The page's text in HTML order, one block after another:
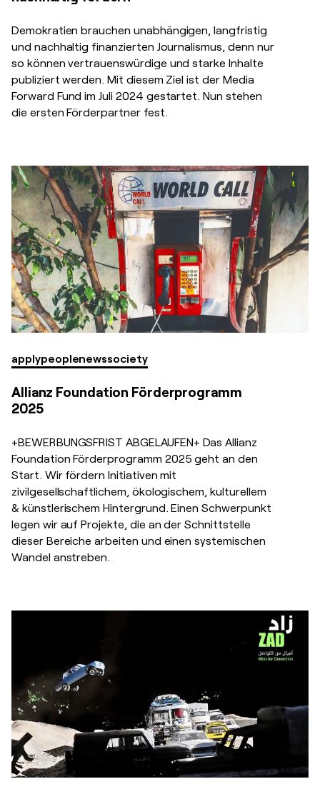
Demokratien brauchen unabhängigen, langfristig
und nachhaltig finanzierten Journalismus, denn nur
so können vertrauenswürdige und starke Inhalte
publiziert werden. Mit diesem Ziel ist der Media
Forward Fund im Juli 2024 gestartet. Nun stehen
die ersten Förderpartner fest.
applypeoplenewssociety
Allianz Foundation Förderprogramm
2025
+BEWERBUNGSFRIST ABGELAUFEN+ Das Allianz
Foundation Förderprogramm 2025 geht an den
Start. Wir fördern Initiativen mit
zivilgesellschaftlichem, ökologischem, kulturellem
& künstlerischem Hintergrund. Einen Schwerpunkt
legen wir auf Projekte, die an der Schnittstelle
dieser Bereiche arbeiten und einen systemischen
Wandel anstreben.